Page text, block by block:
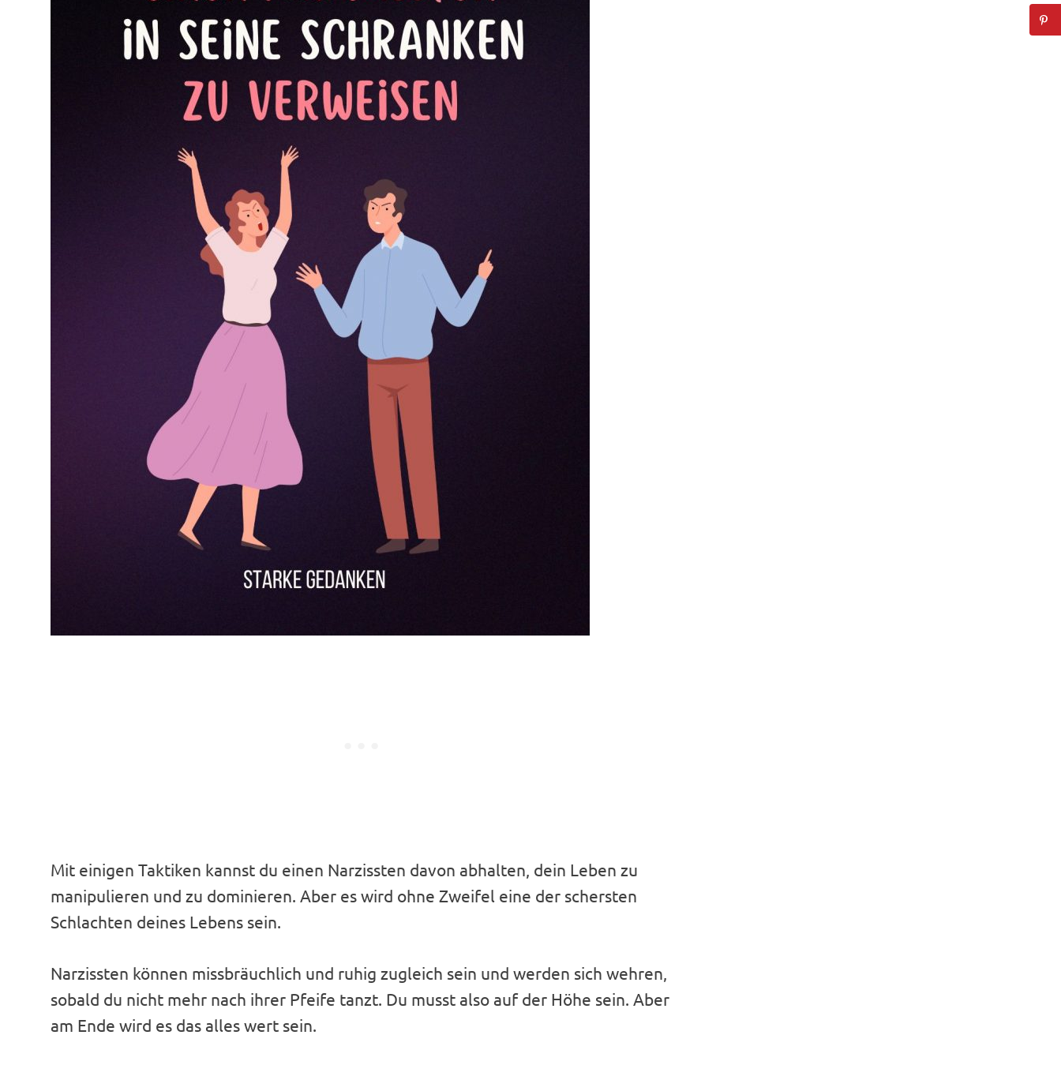
Mit einigen Taktiken kannst du einen Narzissten davon abhalten, dein Leben zu
manipulieren und zu dominieren. Aber es wird ohne Zweifel eine der schersten
Schlachten deines Lebens sein.
Narzissten können missbräuchlich und ruhig zugleich sein und werden sich wehren,
sobald du nicht mehr nach ihrer Pfeife tanzt. Du musst also auf der Höhe sein. Aber
am Ende wird es das alles wert sein.